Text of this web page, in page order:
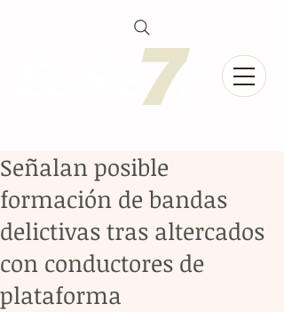
Señalan posible
formación de bandas
delictivas tras altercados
con conductores de
plataforma